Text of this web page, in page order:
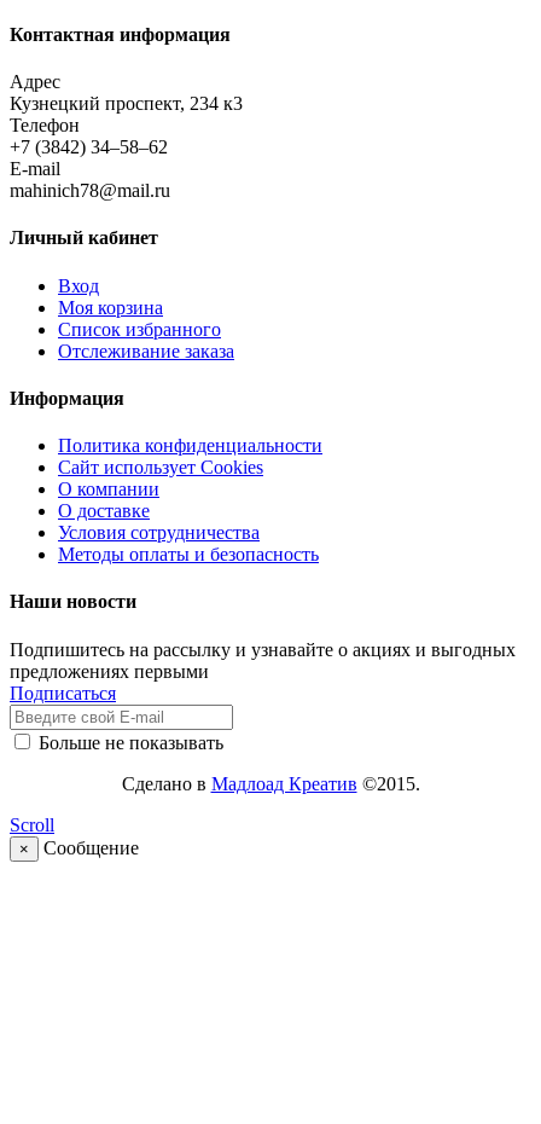
Контактная информация
Адрес
Кузнецкий проспект, 234 к3
Телефон
+7 (3842) 34–58–62
E-mail
mahinich78@mail.ru
Личный кабинет
Вход
Моя корзина
Список избранного
Отслеживание заказа
Информация
Политика конфиденциальности
Сайт использует Cookies
О компании
О доставке
Условия сотрудничества
Методы оплаты и безопасность
Наши новости
Подпишитесь на рассылку и узнавайте о акциях и выгодных
предложениях первыми
Подписаться
Больше не показывать
Сделано в Мадлоад Креатив ©2015.
Scroll
× Сообщение